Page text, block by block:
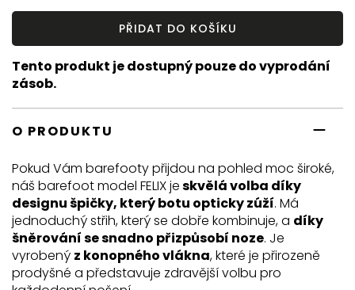
PŘIDAT DO KOŠÍKU
Tento produkt je dostupný pouze do vyprodání
zásob.
O PRODUKTU
Pokud Vám barefooty přijdou na pohled moc široké,
náš barefoot model FELIX jeskvělá volba díky
designu špičky, který botu opticky zúží. Má
jednoduchý střih, který se dobře kombinuje, a díky
šněrování se snadno přizpůsobí noze. Je
vyrobený z konopného vlákna, které je přirozeně
prodyšné a představuje zdravější volbu pro